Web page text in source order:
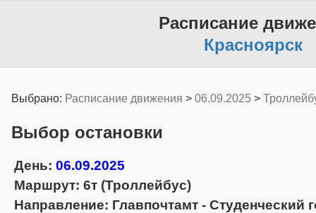
Расписание
Красноярск
Выбрано: Расписание движения > 06.09.2025 >
Выбор остановки
День: 06.09.2025
Маршрут: 6т (Троллейбус)
Направление: Главпочтамт - Студенческий